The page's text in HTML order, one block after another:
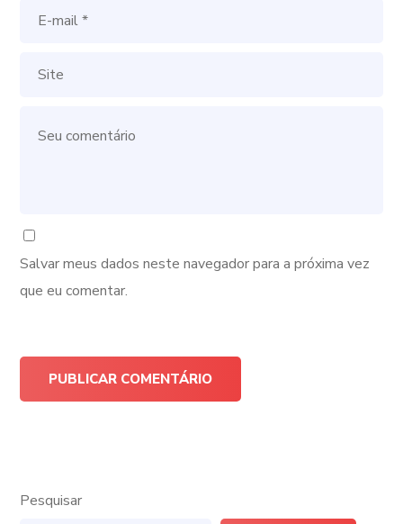
Salvar meus dados neste navegador para a próxima vez
que eu comentar.
Pesquisar